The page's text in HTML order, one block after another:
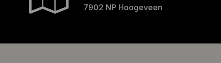
7902 NP Hoogeveen